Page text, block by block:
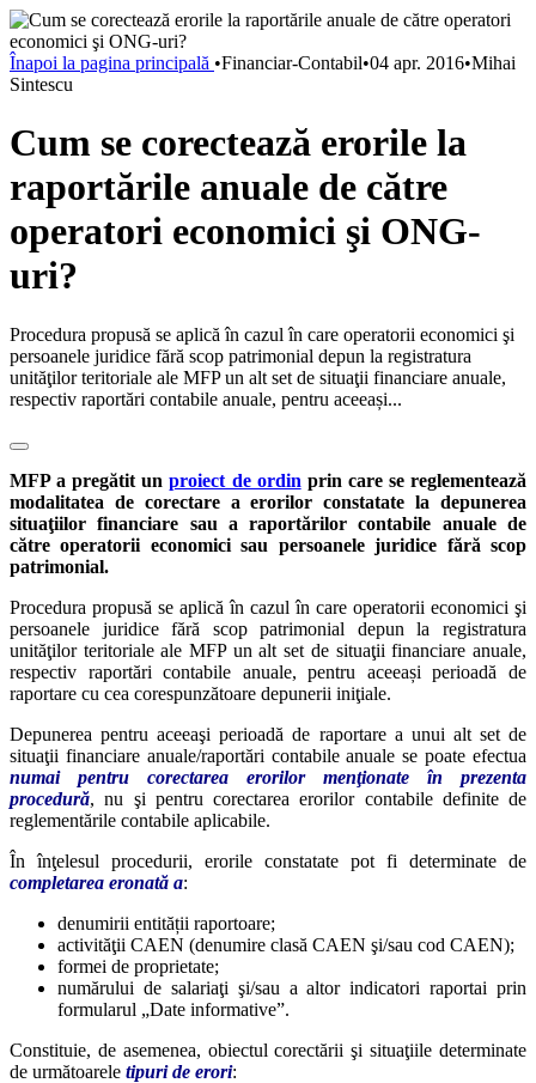
Înapoi la pagina principală •Financiar-Contabil•04 apr. 2016•Mihai
Sintescu
Cum se corectează erorile la
raportările anuale de către
operatori economici şi ONG-
uri?
Procedura propusă se aplică în cazul în care operatorii economici şi
persoanele juridice fără scop patrimonial depun la registratura
unităţilor teritoriale ale MFP un alt set de situaţii financiare anuale,
respectiv raportări contabile anuale, pentru aceeași...
MFP a pregătit unproiect de ordin prin care se reglementează
modalitatea de corectare a erorilor constatate la depunerea
situaţiilor financiare sau a raportărilor contabile anuale de
către operatorii economici sau persoanele juridice fără scop
patrimonial.
Procedura propusă se aplică în cazul în care operatorii economici şi
persoanele juridice fără scop patrimonial depun la registratura
unităţilor teritoriale ale MFP un alt set de situaţii financiare anuale,
respectiv raportări contabile anuale, pentru aceeași perioadă de
raportare cu cea corespunzătoare depunerii iniţiale.
Depunerea pentru aceeaşi perioadă de raportare a unui alt set de
situaţii financiare anuale/raportări contabile anuale se poate efectua
numai pentru corectarea erorilor menţionate în prezenta
procedură, nu şi pentru corectarea erorilor contabile definite de
reglementările contabile aplicabile.
În înţelesul procedurii, erorile constatate pot fi determinate de
completarea eronată a:
denumirii entității raportoare;
activităţii CAEN (denumire clasă CAEN şi/sau cod CAEN);
formei de proprietate;
numărului de salariaţi şi/sau a altor indicatori raportai prin
formularul „Date informative”.
Constituie, de asemenea, obiectul corectării şi situaţiile determinate
de următoarele tipuri de erori: